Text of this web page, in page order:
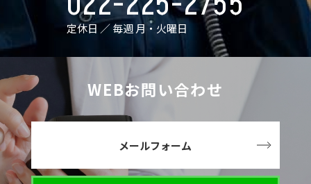
定休日 ／ 毎週 月・火曜日
WEBお問い合わせ
メールフォーム